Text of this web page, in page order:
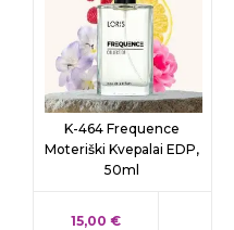
K-464 Frequence
Moteriški Kvepalai EDP,
50ml
KAINA
15,00 €